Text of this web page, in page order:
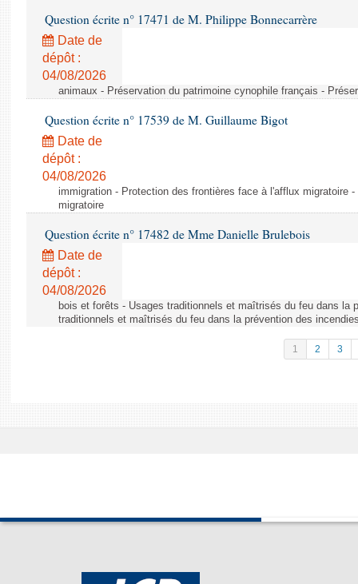
Question écrite n° 17471 de M. Philippe Bonnecarrère
Date de
dépôt :
04/08/2026
animaux - Préservation du patrimoine cynophile français -
Question écrite n° 17539 de M. Guillaume Bigot
Date de
dépôt :
04/08/2026
immigration - Protection des frontières face à l'afflux migratoire
migratoire
Question écrite n° 17482 de Mme Danielle Brulebois
Date de
dépôt :
04/08/2026
bois et forêts - Usages traditionnels et maîtrisés du feu dans la
traditionnels et maîtrisés du feu dans la prévention des
1 2 3